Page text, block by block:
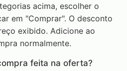
acima, escolher o
em "Comprar". O desconto
exibido. Adicione ao
normalmente.
feita na oferta?